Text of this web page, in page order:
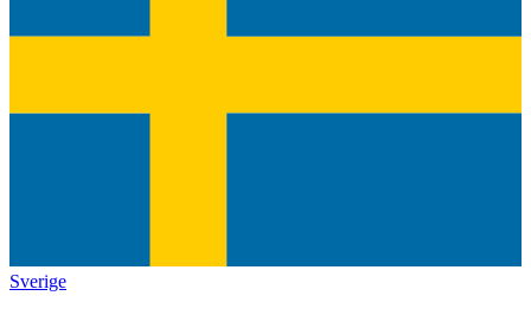
Sverige